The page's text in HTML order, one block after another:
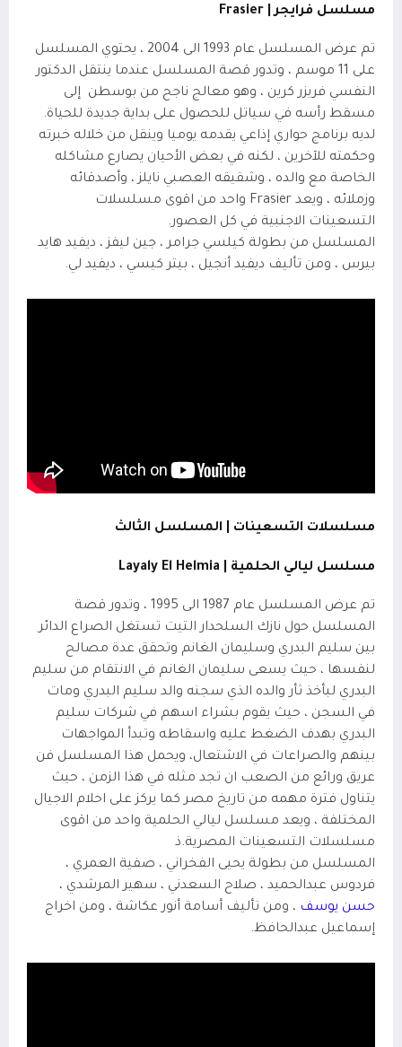
مسلسل فرايجر | Frasier
تم عرض المسلسل عام 1993 الى 2004 ، يحتوي المسلسل
على 11 موسم ، وتدور قصة المسلسل عندما ينتقل الدكتور
النفسي فريزر كرين ، وهو معالج ناجح من بوسطن إلى
مسقط رأسه في سياتل للحصول على بداية جديدة للحياة.
لديه برنامج حواري إذاعي يقدمه يوميا وينقل من خلاله خبرته
وحكمته للآخرين ، لكنه في بعض الأحيان يصارع مشاكله
الخاصة مع والده ، وشقيقه العصبي نايلز ، وأصدقائه
وزملائه ، ويعد Frasier واحد من اقوى مسلسلات
التسعينات الاجنبية في كل العصور.
المسلسل من بطولة كيلسي جرامر ، جين ليفز ، ديفيد هايد
بيرس ، ومن تأليف ديفيد أنجيل ، بيتر كيسي ، ديفيد لي.
مسلسلات التسعينات | المسلسل الثالث
مسلسل ليالي الحلمية | Layaly El Helmia
تم عرض المسلسل عام 1987 الى 1995 ، وتدور قصة
المسلسل حول نازك السلحدار التيت تستغل الصراع الدائر
بين سليم البدري وسليمان الغانم وتحقق عدة مصالح
لنفسها ، حيث يسعى سليمان الغانم في الانتقام من سليم
البدري لبأخذ ثأر والده الذي سجنه والد سليم البدري ومات
في السجن ، حيث يقوم بشراء اسهم في شركات سليم
البدري بهدف الضغط عليه واسقاطه وتبدأ المواجهات
بينهم والصراعات في الاشتعال، ويحمل هذا المسلسل فن
عريق ورائع من الصعب ان تجد مثله في هذا الزمن ، حيث
يتناول فترة مهمه من تاريخ مصر كما يركز على احلام الاجيال
المختلفة ، ويعد مسلسل ليالي الحلمية واحد من اقوى
مسلسلات التسعينات المصرية.ذ
المسلسل من بطولة يحيى الفخراني ، صفية العمري ،
فردوس عبدالحميد ، صلاح السعدني ، سهير المرشدي ،
حسن يوسف ، ومن تأليف أسامة أنور عكاشة ، ومن اخراج
إسماعيل عبدالحافظ.